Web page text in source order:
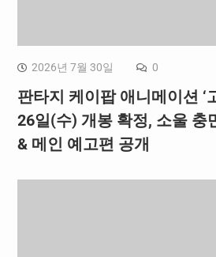
2026년 7월 30일 0
판타지 케이팝 애니메이션 ‘
26일(수) 개봉 확정, 소울 충
& 메인 예고편 공개